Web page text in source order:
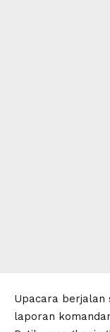
Upacara berjalan
laporan